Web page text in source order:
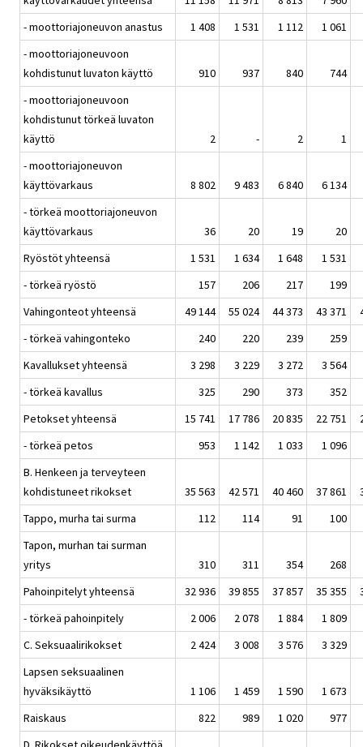
- moottoriajoneuvon anastus
1 408 1 531 1 112
1 061
- moottoriajoneuvoon
kohdistunut luvaton käyttö
910 937 840
744
- moottoriajoneuvoon
kohdistunut törkeä luvaton
käyttö
2 - 2
1
- moottoriajoneuvon
käyttövarkaus
8 802 9 483 6 840
6 134
- törkeä moottoriajoneuvon
käyttövarkaus
36 20 19
20
Ryöstöt yhteensä
1 531 1 634 1 648
1 531
- törkeä ryöstö
157 206 217
199
Vahingonteot yhteensä
49 144 55 024 44 373 43 371
- törkeä vahingonteko
240 220 239
259
Kavallukset yhteensä
3 298 3 229 3 272
3 564
- törkeä kavallus
325 290 373
352
Petokset yhteensä
15 741 17 786 20 835 22 751
- törkeä petos
953 1 142 1 033
1 096
B. Henkeen ja terveyteen
kohdistuneet rikokset
35 563 42 571 40 460 37 861
Tappo, murha tai surma
112 114 91
100
Tapon, murhan tai surman
yritys
310 311 354
268
Pahoinpitelyt yhteensä
32 936 39 855 37 857 35 355
- törkeä pahoinpitely
2 006 2 078 1 884
1 809
C. Seksuaalirikokset
2 424 3 008 3 576
3 329
Lapsen seksuaalinen
hyväksikäyttö
1 106 1 459 1 590
1 673
Raiskaus
822 989 1 020
977